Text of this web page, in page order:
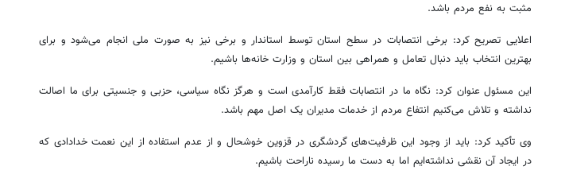
مثبت به نفع مردم باشد.
اعلایی تصریح کرد: برخی انتصابات در سطح استان توسط استاندار و برخی نیز به صورت ملی انجام می‌شود و برای
بهترین انتخاب باید دنبال تعامل و همراهی بین استان و وزارت خانه‌ها باشیم.
این مسئول عنوان کرد: نگاه ما در انتصابات فقط کارآمدی است و هرگز نگاه سیاسی، حزبی و جنسیتی برای ما اصالت
نداشته و تلاش می‌کنیم انتفاع مردم از خدمات مدیران یک اصل مهم باشد.
وی تأکید کرد: باید از وجود این ظرفیت‌های گردشگری در قزوین خوشحال و از عدم استفاده از این نعمت خدادادی که
در ایجاد آن نقشی نداشته‌ایم اما به دست ما رسیده ناراحت باشیم.